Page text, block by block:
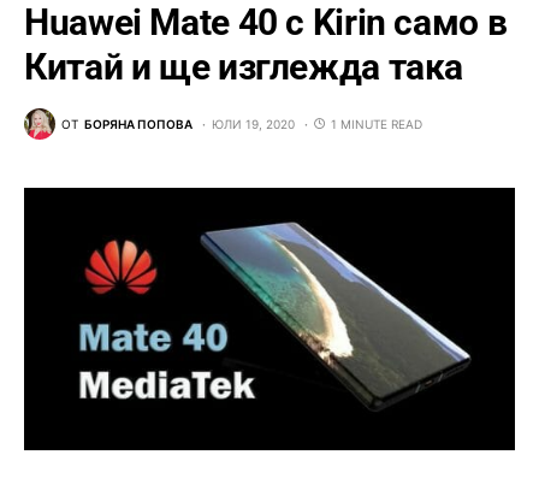
Huawei Mate 40 с Kirin само в
Китай и ще изглежда така
ОТ БОРЯНА ПОПОВА ЮЛИ 19, 2020 1 MINUTE READ